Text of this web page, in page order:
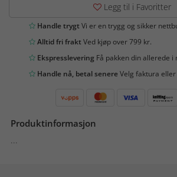
Legg til i Favoritter
Handle trygtVi er en trygg og sikker
Alltid fri fraktVed kjøp over 799 kr.
Ekspresslevering Få pakken din allerede i
Handle nå, betal senereVelg faktura
Produktinformasjon
...